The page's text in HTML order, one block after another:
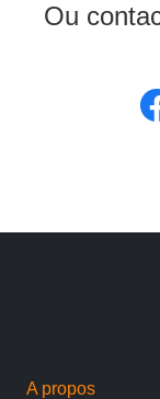
Ou
A propos